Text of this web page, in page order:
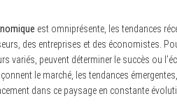
est omniprésente, les tendances
des entreprises et des économistes.
variés, peuvent déterminer le succès ou
le marché, les tendances
dans ce paysage en constante